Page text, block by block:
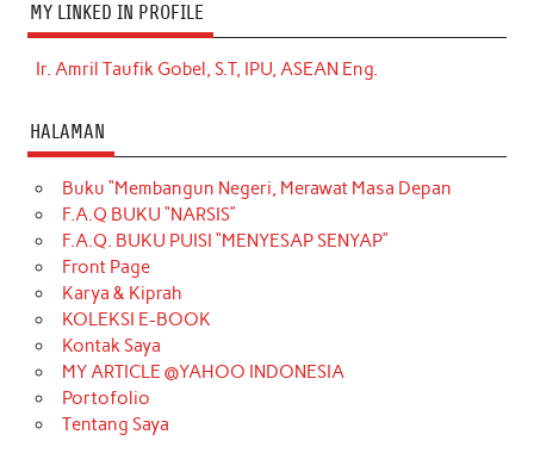
MY LINKED IN PROFILE
Ir. Amril Taufik Gobel, S.T, IPU, ASEAN Eng.
HALAMAN
Buku “Membangun Negeri, Merawat Masa Depan
F.A.Q BUKU “NARSIS”
F.A.Q. BUKU PUISI “MENYESAP SENYAP”
Front Page
Karya & Kiprah
KOLEKSI E-BOOK
Kontak Saya
MY ARTICLE @YAHOO INDONESIA
Portofolio
Tentang Saya